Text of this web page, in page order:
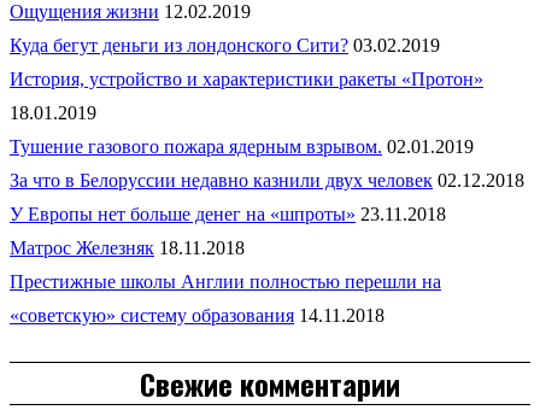
Ощущения жизни 12.02.2019
Куда бегут деньги из лондонского Сити? 03.02.2019
История, устройство и характеристики ракеты «Протон»
18.01.2019
Тушение газового пожара ядерным взрывом. 02.01.2019
За что в Белоруссии недавно казнили двух человек 02.12.2018
У Европы нет больше денег на «шпроты» 23.11.2018
Матрос Железняк 18.11.2018
Престижные школы Англии полностью перешли на
«советскую» систему образования 14.11.2018
Свежие комментарии